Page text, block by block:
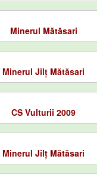
Minerul Mătăsari
Minerul Jilț Mătăsari
CS Vulturii 2009
Minerul Jilț Mătăsari